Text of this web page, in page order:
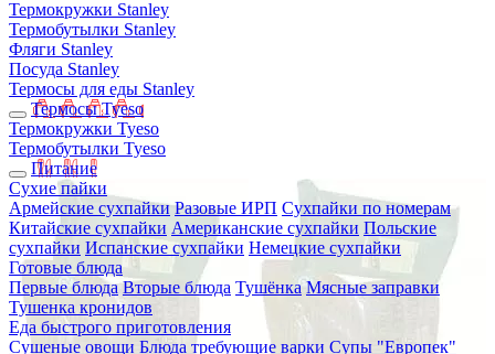
Термокружки Stanley
Термобутылки Stanley
Фляги Stanley
Посуда Stanley
Термосы для еды Stanley
Термосы Tyeso
Термокружки Tyeso
Термобутылки Tyeso
Питание
Сухие пайки
Армейские сухпайки Разовые ИРП Сухпайки по номерам
Китайские сухпайки Американские сухпайки Польские
сухпайки Испанские сухпайки Немецкие сухпайки
Готовые блюда
Первые блюда Вторые блюда Тушёнка Мясные заправки
Тушенка кронидов
Еда быстрого приготовления
Сушеные овощи Блюда требующие варки Супы "Европек"